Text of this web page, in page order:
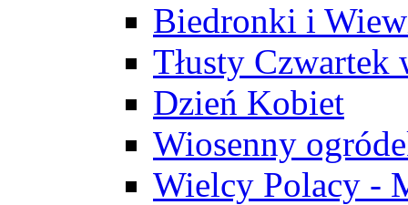
Biedronki i
Tłusty Czwartek
Dzień Kobiet
Wiosenny
Wielcy Polacy -